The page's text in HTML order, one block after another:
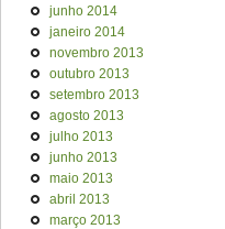
junho 2014
janeiro 2014
novembro 2013
outubro 2013
setembro 2013
agosto 2013
julho 2013
junho 2013
maio 2013
abril 2013
março 2013